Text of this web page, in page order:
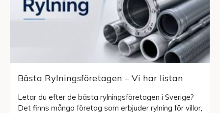
Bästa Rylningsföretagen – Vi har listan
Letar du efter de bästa rylningsföretagen i Sverige?
Det finns många företag som erbjuder rylning för villor,